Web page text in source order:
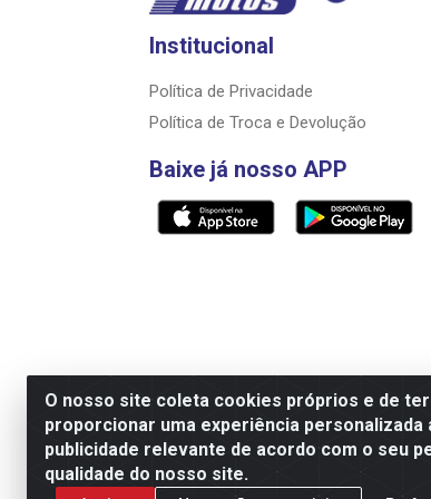
O nosso site coleta cookies próprios e de
proporcionar uma experiência personalizada
publicidade relevante de acordo com o seu
qualidade do nosso site.
Institucional
Política de Privacidade
Política de Troca e Devolução
Baixe já nosso APP
Razão Social: Rally motos